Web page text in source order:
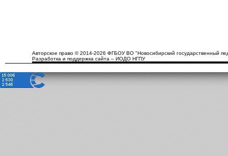
Авторское право © 2014-2026 ФГБОУ ВО "Новосибирский государственный
Разработка и поддержка сайта – ИОДО НГПУ